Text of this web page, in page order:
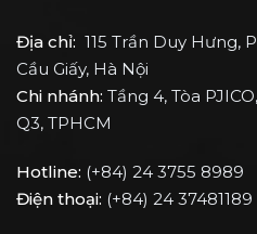
Địa chỉ: 115 Trần Duy Hưng,
Cầu Giấy, Hà Nội
Chi nhánh: Tầng 4, Tòa
Q3, TPHCM
Hotline: (+84) 24 3755 8989
Điện thoại: (+84) 24 37481189